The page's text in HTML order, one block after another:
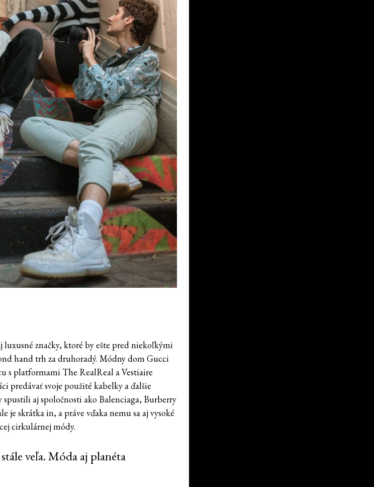
značky, ktoré by ešte pred niekoľkými
hand trh za druhoradý. Módny dom Gucci
s platformami The RealReal a Vestiaire
predávať svoje použité kabelky a ďalšie
aj spoločnosti ako Balenciaga, Burberry
je skrátka in, a práve vďaka nemu sa aj vysoké
cirkulárnej módy.
veľa. Móda aj planéta